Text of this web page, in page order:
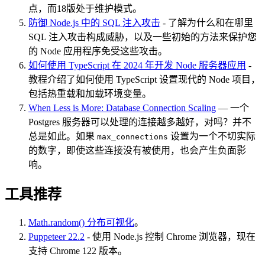
点，而18版处于维护模式。
防御 Node.js 中的 SQL 注入攻击 - 了解为什么和在哪里
SQL 注入攻击构成威胁，以及一些初始的方法来保护您
的 Node 应用程序免受这些攻击。
如何使用 TypeScript 在 2024 年开发 Node 服务器应用 -
教程介绍了如何使用 TypeScript 设置现代的 Node 项目，
包括热重载和加载环境变量。
When Less is More: Database Connection Scaling — 一个
Postgres 服务器可以处理的连接越多越好，对吗？并不
总是如此。如果 max_connections 设置为一个不切实际
的数字，即使这些连接没有被使用，也会产生负面影
响。
工具推荐
Math.random() 分布可视化。
Puppeteer 22.2 - 使用 Node.js 控制 Chrome 浏览器，现在
支持 Chrome 122 版本。